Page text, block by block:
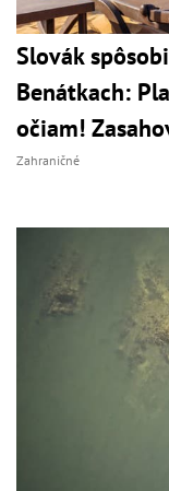
Slovák
Benátkach:
očiam!
Zahraničné